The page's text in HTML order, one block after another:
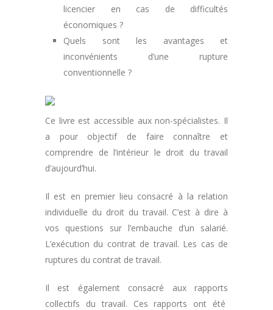
licencier en cas de difficultés
économiques ?
Quels sont les avantages et
inconvénients d’une rupture
conventionnelle ?
Ce livre est accessible aux non-spécialistes. Il
a pour objectif de faire connaître et
comprendre de l’intérieur le droit du travail
d’aujourd’hui.
Il est en premier lieu consacré à la relation
individuelle du droit du travail. C’est à dire à
vos questions sur l’embauche d’un salarié.
L’exécution du contrat de travail. Les cas de
ruptures du contrat de travail.
Il est également consacré aux rapports
collectifs du travail. Ces rapports ont été